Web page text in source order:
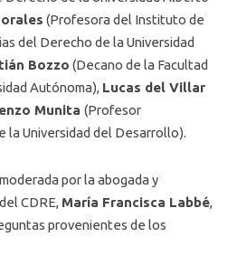
(Profesora del Instituto de
del Derecho de la Universidad
Bozzo (Decano de la Facultad
Autónoma), Lucas del Villar
Munita (Profesor
la Universidad del Desarrollo).
por la abogada y
CDRE, María Francisca Labbé,
provenientes de los